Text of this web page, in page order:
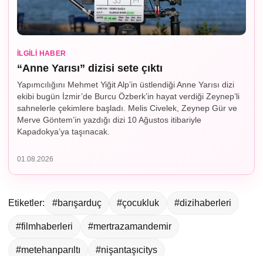
İLGILI HABER
“Anne Yarısı” dizisi sete çıktı
Yapımcılığını Mehmet Yiğit Alp’in üstlendiği Anne Yarısı dizi
ekibi bugün İzmir’de Burcu Özberk’in hayat verdiği Zeynep’li
sahnelerle çekimlere başladı. Melis Civelek, Zeynep Gür ve
Merve Göntem’in yazdığı dizi 10 Ağustos itibariyle
Kapadokya’ya taşınacak.
01.08.2026
Etiketler: #barışarduç #çocukluk #dizihaberleri
#filmhaberleri #mertrazamandemir
#metehanparıltı #nişantaşıcitys